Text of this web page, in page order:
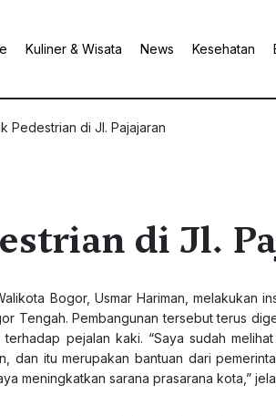
Kuliner & Wisata News Kesehatan
Pedestrian di Jl. Pajajaran
di Jl.
Bogor, Usmar Hariman, melakukan
Tengah. Pembangunan tersebut terus
pejalan kaki. “Saya sudah
dan itu merupakan bantuan dari
meningkatkan sarana prasarana kota,”